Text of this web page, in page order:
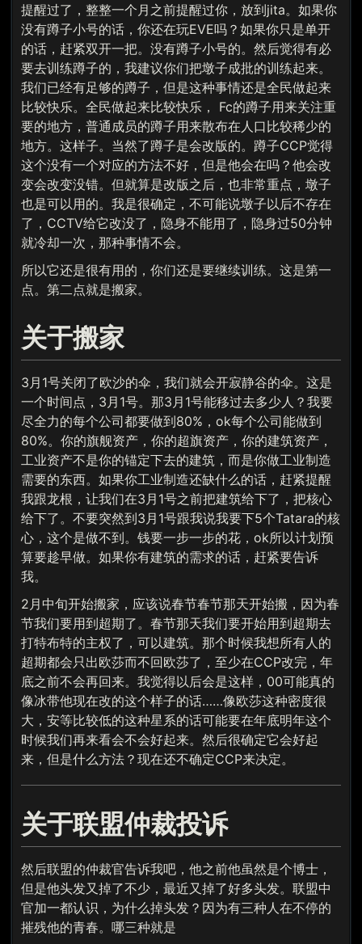
提醒过了，整整一个月之前提醒过你，放到jita。如果你
没有蹲子小号的话，你还在玩EVE吗？如果你只是单开
的话，赶紧双开一把。没有蹲子小号的。然后觉得有必
要去训练蹲子的，我建议你们把墩子成批的训练起来。
我们已经有足够的蹲子，但是这种事情还是全民做起来
比较快乐。全民做起来比较快乐， Fc的蹲子用来关注重
要的地方，普通成员的蹲子用来散布在人口比较稀少的
地方。这样子。当然了蹲子是会改版的。蹲子CCP觉得
这个没有一个对应的方法不好，但是他会在吗？他会改
变会改变没错。但就算是改版之后，也非常重点，墩子
也是可以用的。我是很确定，不可能说墩子以后不存在
了，CCTV给它改没了，隐身不能用了，隐身过50分钟
就冷却一次，那种事情不会。
所以它还是很有用的，你们还是要继续训练。这是第一
点。第二点就是搬家。
关于搬家
3月1号关闭了欧沙的伞，我们就会开寂静谷的伞。这是
一个时间点，3月1号。那3月1号能移过去多少人？我要
尽全力的每个公司都要做到80%，ok每个公司能做到
80%。你的旗舰资产，你的超旗资产，你的建筑资产，
工业资产不是你的锚定下去的建筑，而是你做工业制造
需要的东西。如果你工业制造还缺什么的话，赶紧提醒
我跟龙根，让我们在3月1号之前把建筑给下了，把核心
给下了。不要突然到3月1号跟我说我要下5个Tatara的核
心，这个是做不到。钱要一步一步的花，ok所以计划预
算要趁早做。如果你有建筑的需求的话，赶紧要告诉
我。
2月中旬开始搬家，应该说春节春节那天开始搬，因为春
节我们要用到超期了。春节那天我们要开始用到超期去
打特布特的主权了，可以建筑。那个时候我想所有人的
超期都会只出欧莎而不回欧莎了，至少在CCP改完，年
底之前不会再回来。我觉得以后会是这样，00可能真的
像冰带他现在改的这个样子的话……像欧莎这种密度很
大，安等比较低的这种星系的话可能要在年底明年这个
时候我们再来看会不会好起来。然后很确定它会好起
来，但是什么方法？现在还不确定CCP来决定。
关于联盟仲裁投诉
然后联盟的仲裁官告诉我吧，他之前他虽然是个博士，
但是他头发又掉了不少，最近又掉了好多头发。联盟中
官加一都认识，为什么掉头发？因为有三种人在不停的
摧残他的青春。哪三种就是